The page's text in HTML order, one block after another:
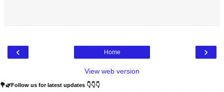
‹ ›
Home
View web version
💐🌿Follow us for latest updates 👇👇👇